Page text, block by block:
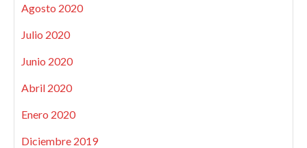
Agosto 2020
Julio 2020
Junio 2020
Abril 2020
Enero 2020
Diciembre 2019